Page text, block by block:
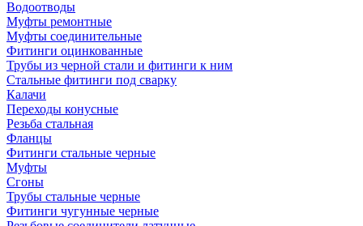
Водоотводы
Муфты ремонтные
Муфты соединительные
Фитинги оцинкованные
Трубы из черной стали и фитинги к ним
Стальные фитинги под сварку
Калачи
Переходы конусные
Резьба стальная
Фланцы
Фитинги стальные черные
Муфты
Сгоны
Трубы стальные черные
Фитинги чугунные черные